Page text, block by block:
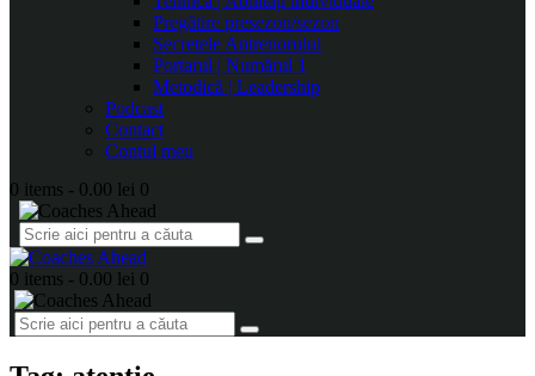
Pregătire presezon/sezon
Secretele Antrenorului
Portarul | Numărul 1
Metodică | Leadership
Podcast
Contact
Contul meu
0 items - 0.00 lei 0
0 items - 0.00 lei 0